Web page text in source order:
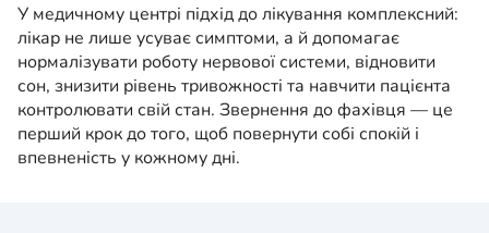
У медичному центрі підхід до лікування комплексний:
лікар не лише усуває симптоми, а й допомагає
нормалізувати роботу нервової системи, відновити
сон, знизити рівень тривожності та навчити пацієнта
контролювати свій стан. Звернення до фахівця — це
перший крок до того, щоб повернути собі спокій і
впевненість у кожному дні.